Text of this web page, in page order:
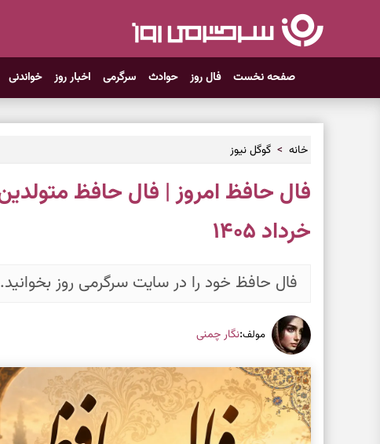
صفحه نخست فال روز حوادث سرگرمی اخبار روز خواندنی
خانه گوگل نیوز
خرداد ۱۴۰۵
فال حافظ خود را در سایت سرگرمی روز بخوانید.
مولف:نگار چمنی